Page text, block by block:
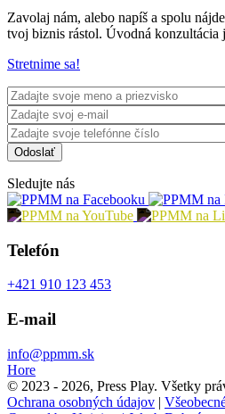
Zavolaj nám, alebo napíš a spolu
tvoj biznis rástol. Úvodná konzultácia
Stretnime sa!
Sledujte nás
Telefón
+421 910 123 453
E-mail
info@ppmm.sk
Hore
© 2023 - 2026, Press Play. Všetky
Ochrana osobných údajov |